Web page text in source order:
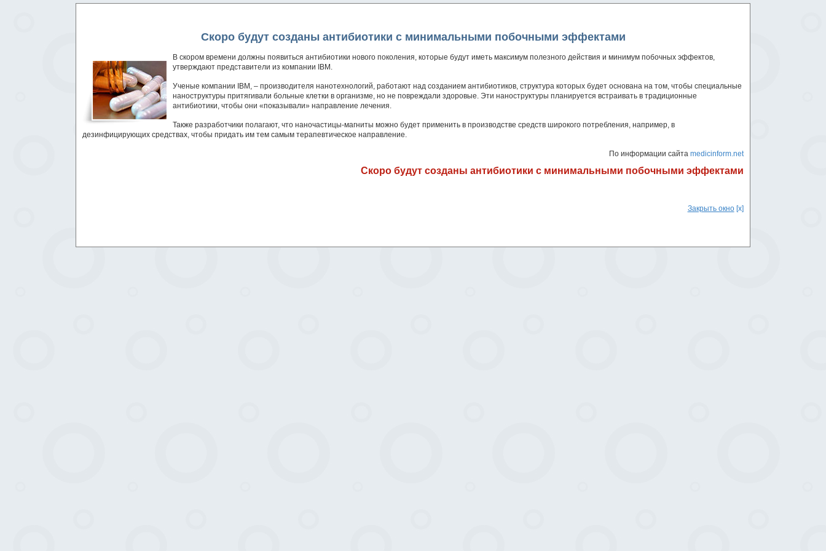
Скоро будут созданы антибиотики с минимальными побочными эффектами
В скором времени должны появиться антибиотики нового поколения, которые будут иметь максимум полезного действия и минимум побочных эффектов,
утверждают представители из компании IBM.
Ученые компании IBM, – производителя нанотехнологий, работают над созданием антибиотиков, структура которых будет основана на том, чтобы специальные
наноструктуры притягивали больные клетки в организме, но не повреждали здоровые. Эти наноструктуры планируется встраивать в традиционные
антибиотики, чтобы они «показывали» направление лечения.
Также разработчики полагают, что наночастицы-магниты можно будет применить в производстве средств широкого потребления, например, в
дезинфицирующих средствах, чтобы придать им тем самым терапевтическое направление.
По информации сайта medicinform.net
Скоро будут созданы антибиотики с минимальными побочными эффектами
Закрыть окно[x]